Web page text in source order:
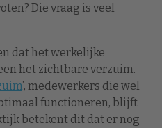
Die vraag is veel
dat het werkelijke
het zichtbare verzuim.
’, medewerkers die wel
functioneren, blijft
betekent dit dat er nog